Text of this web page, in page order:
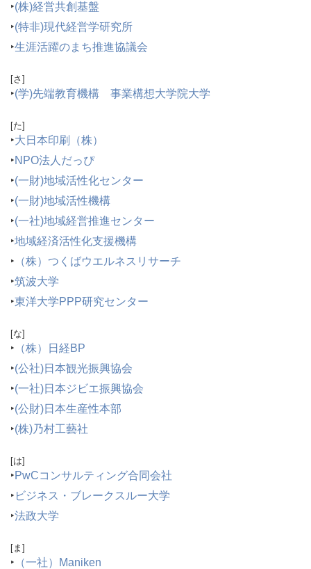
‣(株)経営共創基盤
‣(特非)現代経営学研究所
‣生涯活躍のまち推進協議会
[さ]
‣(学)先端教育機構 事業構想大学院大学
[た]
‣大日本印刷（株）
‣NPO法人だっぴ
‣(一財)地域活性化センター
‣(一財)地域活性機構
‣(一社)地域経営推進センター
‣地域経済活性化支援機構
‣ （株）つくばウエルネスリサーチ
‣筑波大学
‣東洋大学PPP研究センター
[な]
‣ （株）日経BP
‣(公社)日本観光振興協会
‣(一社)日本ジビエ振興協会
‣(公財)日本生産性本部
‣(株)乃村工藝社
[は]
‣PwCコンサルティング合同会社
‣ ビジネス・ブレークスルー大学
‣法政大学
[ま]
‣ （一社）Maniken